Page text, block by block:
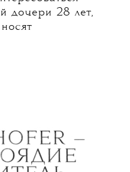
дочери 28 лет,